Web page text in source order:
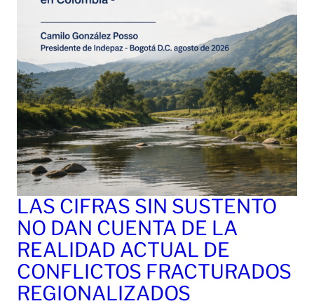
LAS CIFRAS SIN SUSTENTO
NO DAN CUENTA DE LA
REALIDAD ACTUAL DE
CONFLICTOS FRACTURADOS
REGIONALIZADOS